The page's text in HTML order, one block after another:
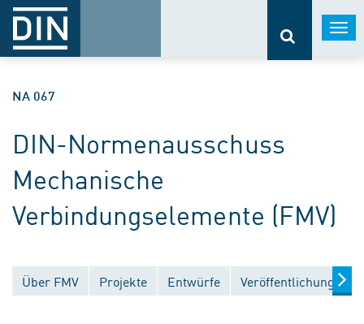
NA 067
DIN-Normenausschuss
Mechanische
Verbindungselemente (FMV)
Über FMV Projekte Entwürfe Veröffentlichungen